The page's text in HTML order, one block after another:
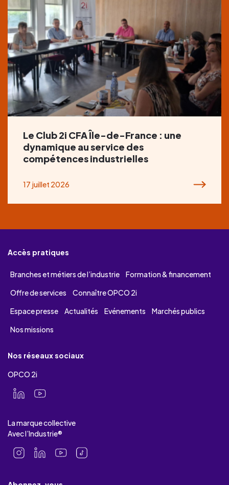
Le Club 2i CFA Île-de-France : une
dynamique au service des
compétences industrielles
17 juillet 2026
Accès pratiques
Branches et métiers de l’industrie
Formation & financement
Offre de services
Connaître OPCO 2i
Espace presse
Actualités Evénements
Marchés publics
Nos missions
Nos réseaux sociaux
OPCO 2i
La marque collective
Avec l’Industrie®